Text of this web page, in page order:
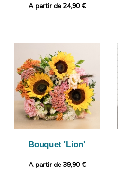
A partir de 24,90 €
Bouquet 'Lion'
A partir de 39,90 €